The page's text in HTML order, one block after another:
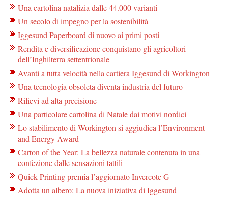
Una cartolina natalizia dalle 44.000 varianti
Un secolo di impegno per la sostenibilità
Iggesund Paperboard di nuovo ai primi posti
Rendita e diversificazione conquistano gli agricoltori
dell’Inghilterra settentrionale
Avanti a tutta velocità nella cartiera Iggesund di Workington
Una tecnologia obsoleta diventa industria del futuro
Rilievi ad alta precisione
Una particolare cartolina di Natale dai motivi nordici
Lo stabilimento di Workington si aggiudica l’Environment
and Energy Award
Carton of the Year: La bellezza naturale contenuta in una
confezione dalle sensazioni tattili
Quick Printing premia l’aggiornato Invercote G
Adotta un albero: La nuova iniziativa di Iggesund